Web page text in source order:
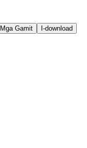
Mga Gamit I-download